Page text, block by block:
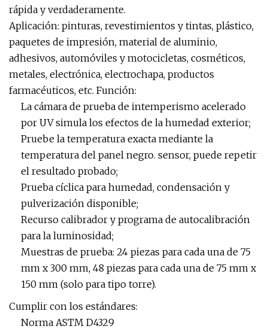
rápida y verdaderamente.
Aplicación: pinturas, revestimientos y tintas, plástico,
paquetes de impresión, material de aluminio,
adhesivos, automóviles y motocicletas, cosméticos,
metales, electrónica, electrochapa, productos
farmacéuticos, etc. Función:
La cámara de prueba de intemperismo acelerado
por UV simula los efectos de la humedad exterior;
Pruebe la temperatura exacta mediante la
temperatura del panel negro. sensor, puede repetir
el resultado probado;
Prueba cíclica para humedad, condensación y
pulverización disponible;
Recurso calibrador y programa de autocalibración
para la luminosidad;
Muestras de prueba: 24 piezas para cada una de 75
mm x 300 mm, 48 piezas para cada una de 75 mm x
150 mm (solo para tipo torre).
Cumplir con los estándares:
Norma ASTM D4329